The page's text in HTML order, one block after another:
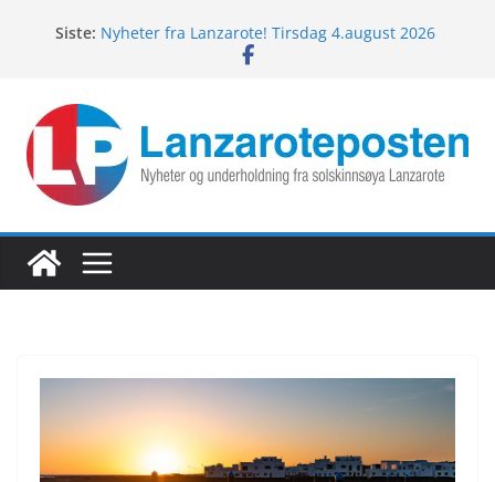
Siste: Nyheter fra Lanzarote! Tirsdag 4.august 2026
Lanzarotes enestående fugleliv
Nyheter fra Lanzarote! Onsdag 5.august 2026